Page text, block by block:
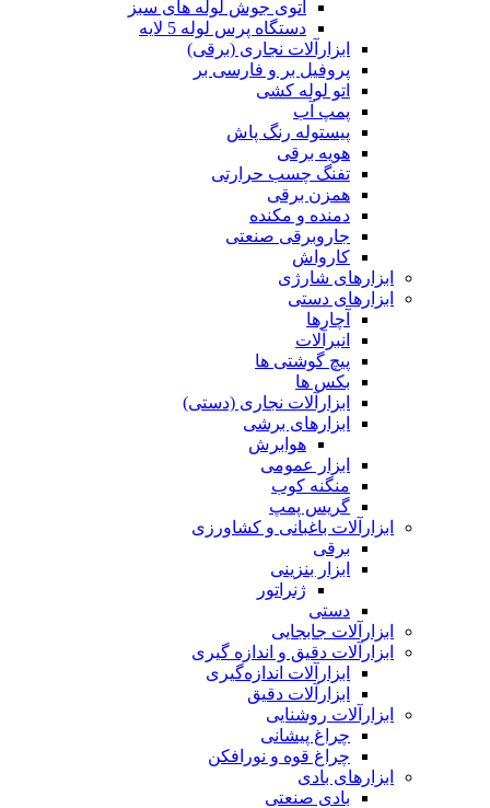
اتوی جوش لوله های سبز
دستگاه پرس لوله 5 لایه
ابزارآلات نجاری (برقی)
پروفیل بر و فارسی بر
اتو لوله کشی
پمپ آب
پیستوله رنگ پاش
هویه برقی
تفنگ چسب حرارتی
همزن برقی
دمنده و مکنده
جاروبرقی صنعتی
کارواش
ابزارهای شارژی
ابزارهای دستی
آچارها
انبرآلات
پیچ گوشتی ها
بکس ها
ابزارآلات نجاری (دستی)
ابزارهای برشی
هوابرش
ابزار عمومی
منگنه کوب
گریس پمپ
ابزارآلات باغبانی و کشاورزی
برقی
ابزار بنزینی
ژنراتور
دستی
ابزارآلات جابجایی
ابزارآلات دقیق و اندازه گیری
ابزارآلات اندازه‌گیری
ابزارآلات دقیق
ابزارآلات روشنایی
چراغ پیشانی
چراغ قوه و نورافکن
ابزارهای بادی
بادی صنعتی